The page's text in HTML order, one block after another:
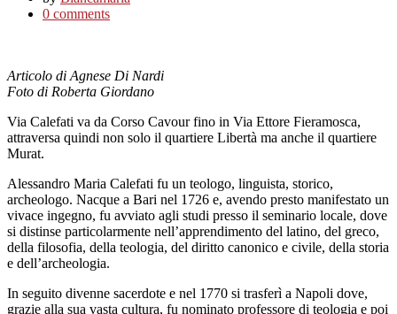
0 comments
Articolo di Agnese Di Nardi
Foto di Roberta Giordano
Via Calefati va da Corso Cavour fino in Via Ettore Fieramosca,
attraversa quindi non solo il quartiere Libertà ma anche il quartiere
Murat.
Alessandro Maria Calefati fu un teologo, linguista, storico,
archeologo. Nacque a Bari nel 1726 e, avendo presto manifestato un
vivace ingegno, fu avviato agli studi presso il seminario locale, dove
si distinse particolarmente nell’apprendimento del latino, del greco,
della filosofia, della teologia, del diritto canonico e civile, della storia
e dell’archeologia.
In seguito divenne sacerdote e nel 1770 si trasferì a Napoli dove,
grazie alla sua vasta cultura, fu nominato professore di teologia e poi